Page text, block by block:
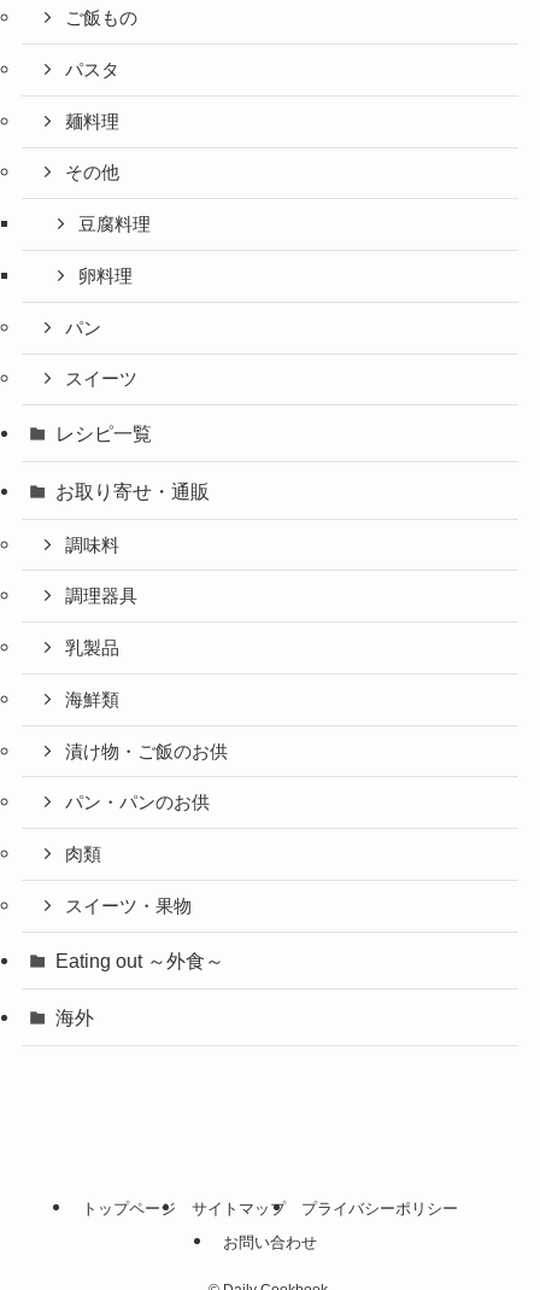
ご飯もの
パスタ
麺料理
その他
豆腐料理
卵料理
パン
スイーツ
レシピ一覧
お取り寄せ・通販
調味料
調理器具
乳製品
海鮮類
漬け物・ご飯のお供
パン・パンのお供
肉類
スイーツ・果物
Eating out ～外食～
海外
トップページ サイトマップ
プライバシーポリシー
お問い合わせ